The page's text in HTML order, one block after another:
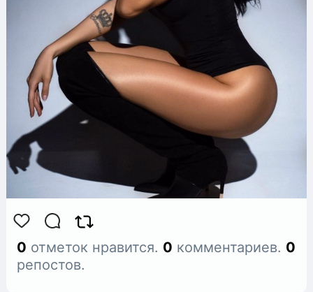
0 отметок нравится. 0 комментариев. 0
репостов.